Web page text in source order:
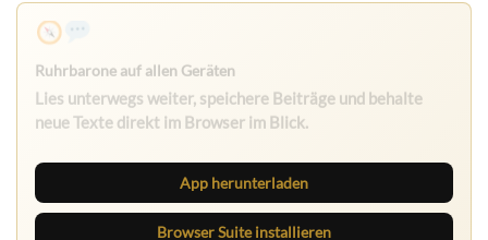
Nichts mehr verpassen
Die Ruhrbarone-App bringt den Blog aufs Handy. Die
App herunterladen
Browser Suite installieren